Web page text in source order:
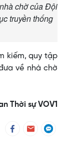
chờ của Đội
truyền thống
kiếm, quy tập
về nhà chờ
Thời sự VOV1